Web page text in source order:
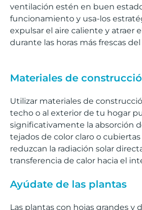
ventilación estén en buen
funcionamiento y usa-los
expulsar el aire caliente y atraer
durante las horas más frescas
Materiales de
Utilizar materiales de
techo o al exterior de tu hogar
significativamente la absorción
tejados de color claro o
reduzcan la radiación solar
transferencia de calor hacia el
Ayúdate de las plantas
Las plantas con hojas grandes y